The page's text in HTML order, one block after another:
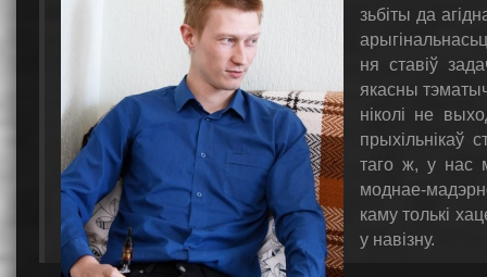
зьбіты да
ня ставіў
якасны
ніколі не
прыхільнікаў
таго ж, у нас
моднае-
каму толькі
у навізну.